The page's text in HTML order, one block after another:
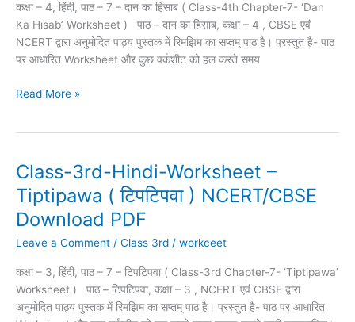
कक्षा – 4, हिंदी, पाठ – 7 – दान का हिसाब ( Class-4th Chapter-7- ‘Dan
Ka Hisab’ Worksheet ) पाठ – दान का हिसाब, कक्षा – 4 , CBSE एवं
NCERT द्वारा अनुमोदित पाठ्य पुस्तक में रिमझिम का सप्तम् पाठ है। प्रस्तुत है- पाठ
पर आधारित Worksheet और कुछ वर्कशीट को हल करते समय
ka
Hisab
(
दान
हिसाब
NCERT/CBSE
PDF
Read More »
Class-3rd-Hindi-Worksheet –
Tiptipawa ( टिपटिपवा ) NCERT/CBSE
Download PDF
Leave a Comment / Class 3rd / workceet
कक्षा – 3, हिंदी, पाठ – 7 – टिपटिपवा ( Class-3rd Chapter-7- ‘Tiptipawa’
Worksheet ) पाठ – टिपटिपवा, कक्षा – 3 , NCERT एवं CBSE द्वारा
अनुमोदित पाठ्य पुस्तक में रिमझिम का सप्तम् पाठ है। प्रस्तुत है- पाठ पर आधारित
Class-
3rd-
Hindi-
Worksheet
–
(
टिपटिपवा
)